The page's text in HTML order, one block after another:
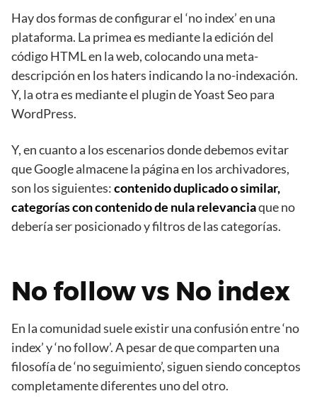
Hay dos formas de configurar el ‘no index’ en una
plataforma. La primea es mediante la edición del
código HTML en la web, colocando una meta-
descripción en los haters indicando la no-indexación.
Y, la otra es mediante el plugin de Yoast Seo para
WordPress.
Y, en cuanto a los escenarios donde debemos evitar
que Google almacene la página en los archivadores,
son los siguientes:contenido duplicado o similar,
categorías con contenido de nula relevanciaque no
debería ser posicionado y filtros de las categorías.
No follow vs No index
En la comunidad suele existir una confusión entre ‘no
index’ y ‘no follow’. A pesar de que comparten una
filosofía de ‘no seguimiento’, siguen siendo conceptos
completamente diferentes uno del otro.